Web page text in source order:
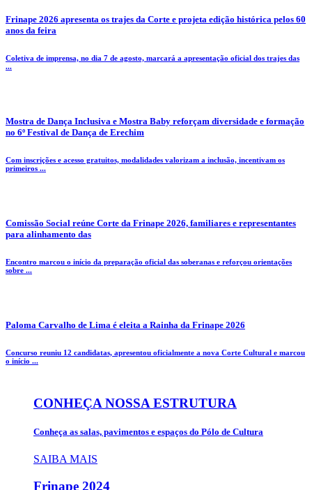
Frinape 2026 apresenta os trajes da Corte e projeta edição histórica pelos 60
anos da feira
Coletiva de imprensa, no dia 7 de agosto, marcará a apresentação oficial dos trajes das
...
Mostra de Dança Inclusiva e Mostra Baby reforçam diversidade e formação
no 6º Festival de Dança de Erechim
Com inscrições e acesso gratuitos, modalidades valorizam a inclusão, incentivam os
primeiros ...
Comissão Social reúne Corte da Frinape 2026, familiares e representantes
para alinhamento das
Encontro marcou o início da preparação oficial das soberanas e reforçou orientações
sobre ...
Paloma Carvalho de Lima é eleita a Rainha da Frinape 2026
Concurso reuniu 12 candidatas, apresentou oficialmente a nova Corte Cultural e marcou
o início ...
CONHEÇA NOSSA ESTRUTURA
Conheça as salas, pavimentos e espaços do Pólo de Cultura
SAIBA MAIS
Frinape 2024